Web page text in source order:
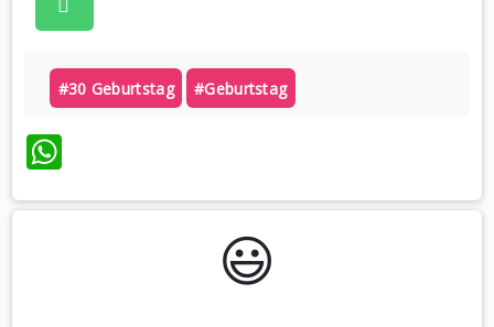
#30 Geburtstag #geburtstag
WhatsApp
😃️